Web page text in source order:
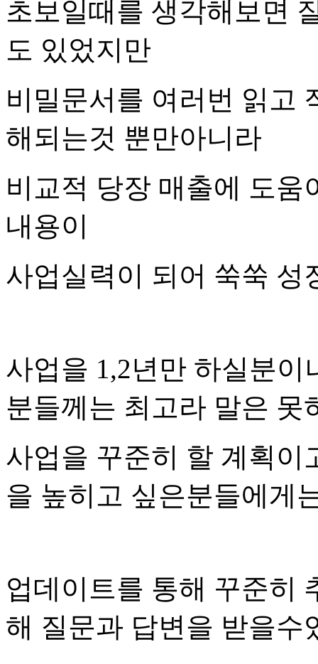
초보일때를 생각해보면
도 있었지만
비밀문서를 여러번 읽고
해되는것 뿐만아니라
비교적 당장 매출에 도움
내용이
사업실력이 되어 쑥쑥 성
사업을 1,2년만 하실분
분들께는 최고라 말은 못
사업을 꾸준히 할 계획이
을 높히고 싶은분들에게
업데이트를 통해 꾸준히
해 질문과 답변을 받을수